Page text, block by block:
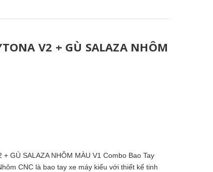
V2 + GÙ SALAZA NHÔM
+ GÙ SALAZA NHÔM MÀU V1 Combo Bao Tay
CNC là bao tay xe máy kiểu với thiết kế tinh